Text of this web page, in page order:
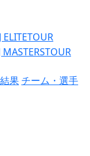
果チーム・選手